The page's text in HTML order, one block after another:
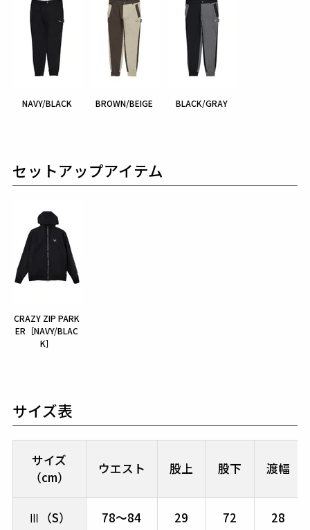
NAVY/BLACK BROWN/BEIGE BLACK/GRAY
セットアップアイテム
CRAZY ZIP PARK
ER［NAVY/BLAC
K］
サイズ表
サイズ
（cm）
ウエスト 股上 股下 渡幅
Ⅲ（S） 78～84 29 72 28